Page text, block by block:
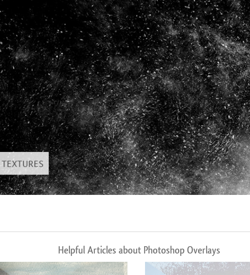
Dịch vụ chỉnh sửa sản phẩm Ékszer -retusálási szolgáltatások AI Képzési Adatok
Helpful Articles about Photoshop Overlays